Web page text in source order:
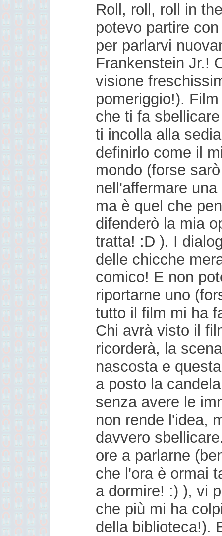
Roll, roll, roll in
potevo partire
per parlarvi
Frankenstein Jr.!
visione
pomeriggio!).
che ti fa
ti incolla alla
definirlo come il
mondo (forse
nell'affermare
ma è quel che
difenderò la mia
tratta! :D ). I
delle chicche
comico! E non
riportarne uno
tutto il film mi ha
Chi avrà visto il
ricorderà, la
nascosta e
a posto la
senza avere le
non rende l'idea,
davvero
ore a parlarne
che l'ora è ormai
a dormire! :) ), vi
che più mi ha
della biblioteca!).